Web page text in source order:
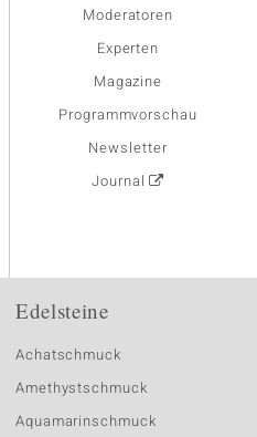
Moderatoren
Experten
Magazine
Programmvorschau
Newsletter
Journal
Edelsteine
Achatschmuck
Amethystschmuck
Aquamarinschmuck